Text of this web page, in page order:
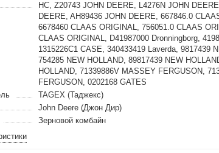
HC, Z20743 JOHN DEERE, L4276N JOHN
DEERE, AH89436 JOHN DEERE, 667846.0
6678460 CLAAS ORIGINAL, 756051.0 CLAAS
CLAAS ORIGINAL, D41987000 Dronningborg,
1315226C1 CASE, 340433419 Laverda, 9817439
754285 NEW HOLLAND, 89817439 NEW
HOLLAND, 71339886V MASSEY FERGUSON,
FERGUSON, 0202168 GATES
TAGEX (Таджекс)
John Deere (Джон Дир)
Зерновой комбайн